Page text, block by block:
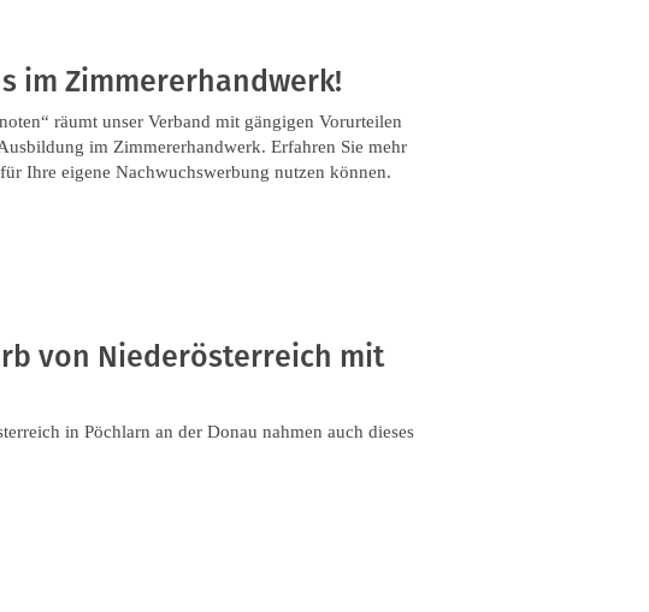
im Zimmererhandwerk!
räumt unser Verband mit gängigen Vorurteilen
im Zimmererhandwerk. Erfahren Sie mehr
Ihre eigene Nachwuchswerbung nutzen können.
von Niederösterreich mit
in Pöchlarn an der Donau nahmen auch dieses